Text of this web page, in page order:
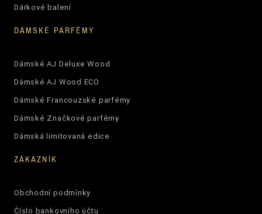
Dárkové balení
DÁMSKÉ PARFÉMY
Dámské AJ Deluxe Wood
Dámské AJ Wood ECO
Dámské Francouzské parfémy
Dámské Značkové parfémy
Dámská limitovaná edice
ZÁKAZNÍK
Obchodní podmínky
Číslo bankovního účtu